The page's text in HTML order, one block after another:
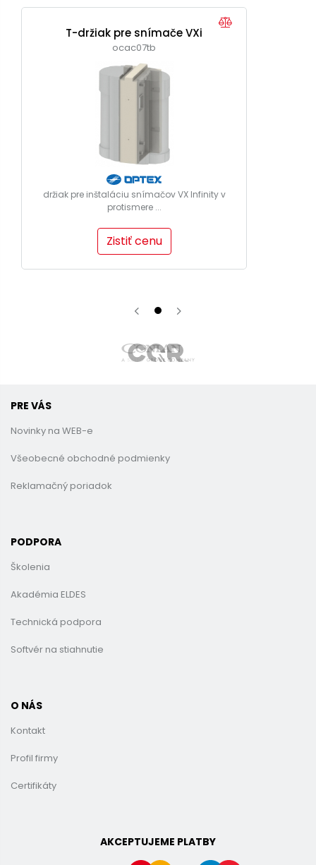
T-držiak pre snímače VXi
ocac07tb
držiak pre inštaláciu snímačov VX Infinity v
protismere ...
Zistiť cenu
PRE VÁS
Novinky na WEB-e
Všeobecné obchodné podmienky
Reklamačný poriadok
PODPORA
Školenia
Akadémia ELDES
Technická podpora
Softvér na stiahnutie
O NÁS
Kontakt
Profil firmy
Certifikáty
AKCEPTUJEME PLATBY